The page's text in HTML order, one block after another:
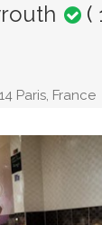
(
Paris, France